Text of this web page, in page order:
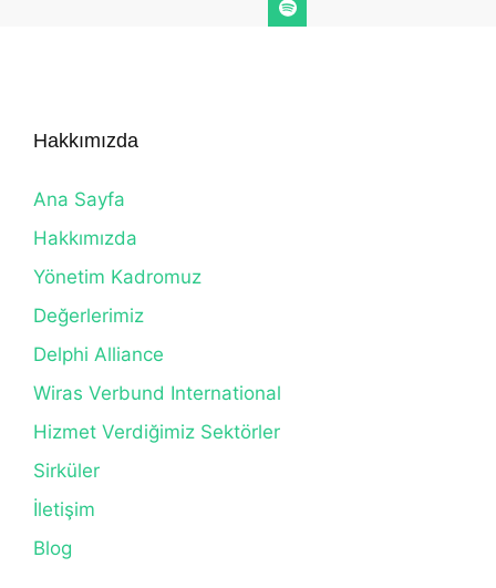
Hakkımızda
Ana Sayfa
Hakkımızda
Yönetim Kadromuz
Değerlerimiz
Delphi Alliance
Wiras Verbund International
Hizmet Verdiğimiz Sektörler
Sirküler
İletişim
Blog